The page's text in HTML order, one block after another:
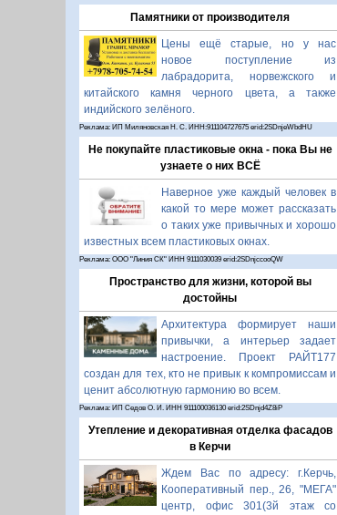
Памятники от производителя
Цены ещё старые, но у нас
новое поступление из
лабрадорита, норвежского и
китайского камня черного цвета, а также
индийского зелёного.
Реклама: ИП Миляновская Н. С. ИНН:911104727675 erid:2SDnjeWbdHU
Не покупайте пластиковые окна - пока Вы не
узнаете о них ВСЁ
Наверное уже каждый человек в
какой то мере может рассказать
о таких уже привычных и хорошо
известных всем пластиковых окнах.
Реклама: ООО "Линия СК" ИНН 9111030039 erid:2SDnjccooQW
Пространство для жизни, которой вы
достойны
Архитектура формирует наши
привычки, а интерьер задает
настроение. Проект РАЙТ177
создан для тех, кто не привык к компромиссам и
ценит абсолютную гармонию во всем.
Реклама: ИП Седов О. И. ИНН 911100036130 erid:2SDnjd4Z8iP
Утепление и декоративная отделка фасадов
в Керчи
Ждем Вас по адресу: г.Керчь,
Кооперативный пер., 26, "МЕГА"
центр, офис 301(3й этаж со